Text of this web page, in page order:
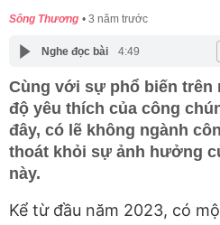
Sông Thương 3 năm trước
Nghe đọc bài 4:49
Cùng với sự phổ biến trên
độ yêu thích của công
đây, có lẽ không ngành
thoát khỏi sự ảnh hưởng
này.
Kể từ đầu năm 2023, có